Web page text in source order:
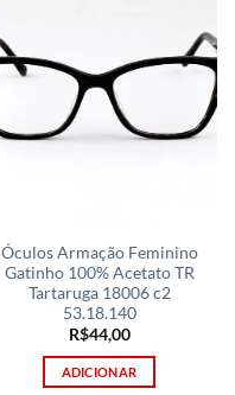
Óculos Armação Feminino
Gatinho 100% Acetato TR
Tartaruga 18006 c2
53.18.140
R$44,00
ADICIONAR